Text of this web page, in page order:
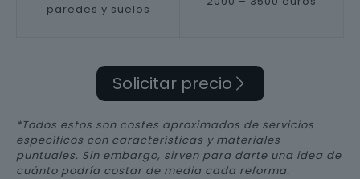
paredes y suelos
Solicitar precio
*Todos estos son costes aproximados de servicios
específicos con características y materiales
puntuales. Sin embargo, sirven para darte una idea de
cuánto podría costar de media cada reforma.